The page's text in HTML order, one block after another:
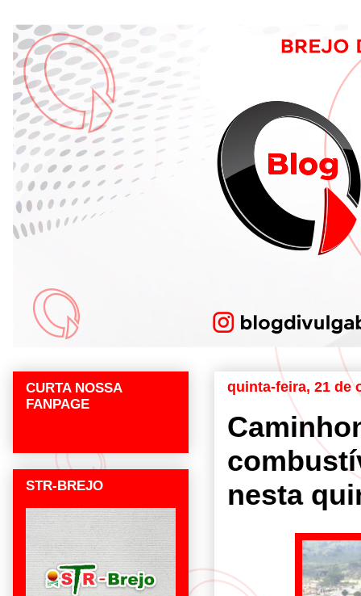
quinta-feira, 21 de
nesta
CURTA NOSSA
FANPAGE
STR-BREJO